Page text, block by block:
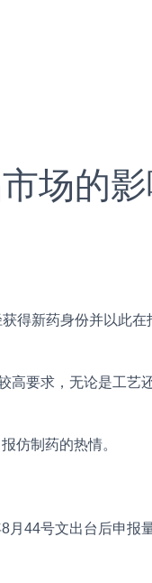
场的
得新药身份并以此在
要求，无论是工艺
仿制药的热情。
44号文出台后申报